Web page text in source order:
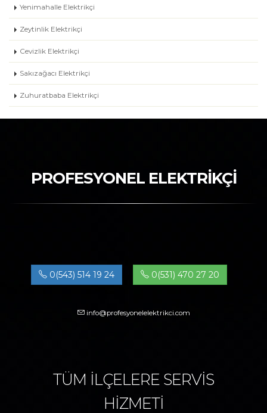
Yenimahalle Elektrikçi
Zeytinlik Elektrikçi
Cevizlik Elektrikçi
Sakızağacı Elektrikçi
Zuhuratbaba Elektrikçi
PROFESYONEL ELEKTRİKÇİ
0(543) 514 19 24 0(531) 470 27 20
info@profesyonelelektrikci.com
TÜM İLÇELERE SERVİS
HİZMETİ